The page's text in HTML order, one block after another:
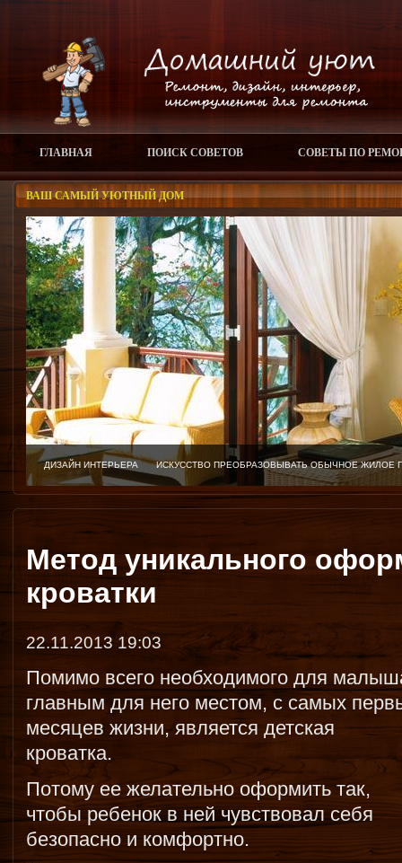
ГЛАВНАЯ ПОИСК СОВЕТОВ СОВЕТЫ ПО
ВАШ САМЫЙ УЮТНЫЙ ДОМ
ДИЗАЙН ИНТЕРЬЕРА ИСКУССТВО ПРЕОБРАЗОВЫВАТЬ ОБЫЧНОЕ
Метод уникального
кроватки
22.11.2013 19:03
Помимо всего необходимого для
главным для него местом, с самых
месяцев жизни, является детская
кроватка.
Потому ее желательно оформить так,
чтобы ребенок в ней чувствовал себя
безопасно и комфортно.